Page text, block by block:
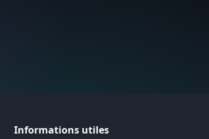
Informations utiles